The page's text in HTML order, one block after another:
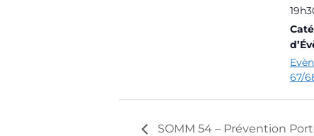
67/
SOMM 54 – Prévention